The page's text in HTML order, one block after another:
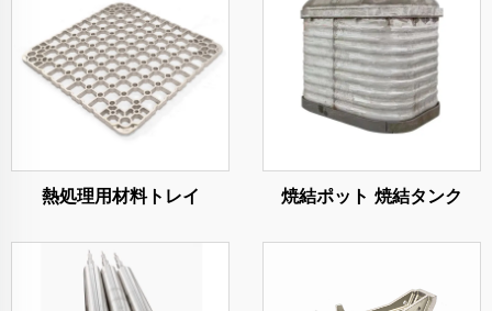
熱処理用材料トレイ 焼結ポット 焼結タンク